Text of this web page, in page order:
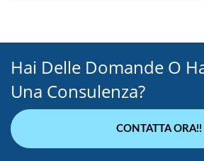
Hai Delle Domande O
Una Consulenza?
CONTATTA ORA!!